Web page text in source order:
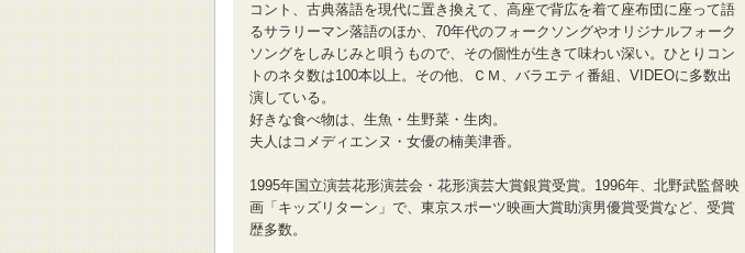
コント、古典落語を現代に置き換えて、高座で背広を着て座布団に座って語
るサラリーマン落語のほか、70年代のフォークソングやオリジナルフォーク
ソングをしみじみと唄うもので、その個性が生きて味わい深い。ひとりコン
トのネタ数は100本以上。その他、ＣＭ、バラエティ番組、VIDEOに多数出
演している。
好きな食べ物は、生魚・生野菜・生肉。
夫人はコメディエンヌ・女優の楠美津香。
1995年国立演芸花形演芸会・花形演芸大賞銀賞受賞。1996年、北野武監督映
画「キッズリターン」で、東京スポーツ映画大賞助演男優賞受賞など、受賞
歴多数。